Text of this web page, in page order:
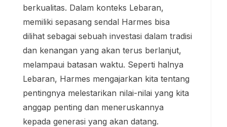
berkualitas. Dalam konteks Lebaran,
memiliki sepasang sendal Harmes bisa
dilihat sebagai sebuah investasi dalam tradisi
dan kenangan yang akan terus berlanjut,
melampaui batasan waktu. Seperti halnya
Lebaran, Harmes mengajarkan kita tentang
pentingnya melestarikan nilai-nilai yang kita
anggap penting dan meneruskannya
kepada generasi yang akan datang.